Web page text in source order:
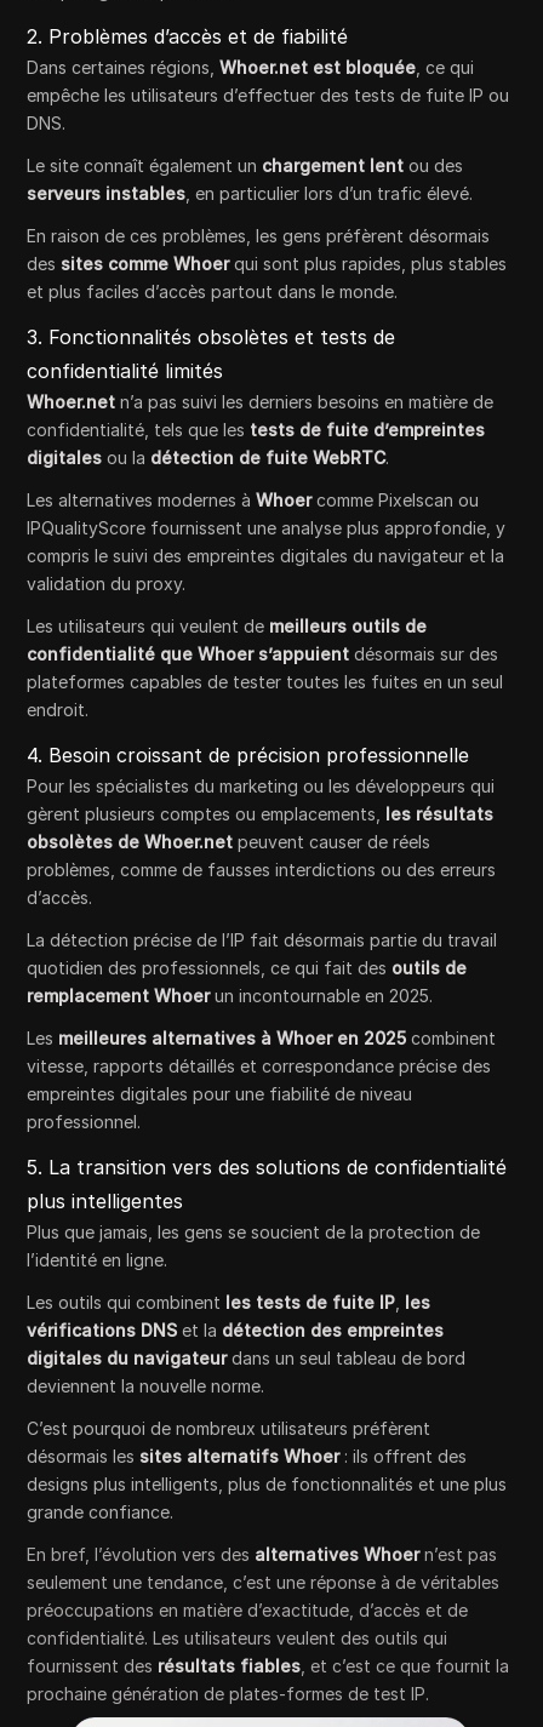
2. Problèmes d’accès et de fiabilité
Dans certaines régions,Whoer.net est bloquée , ce qui
empêche les utilisateurs d’effectuer des tests de fuite IP ou
DNS.
Le site connaît également un chargement lent ou des
serveurs instables , en particulier lors d’un trafic élevé.
En raison de ces problèmes, les gens préfèrent désormais
des sites comme Whoerqui sont plus rapides, plus stables
et plus faciles d’accès partout dans le monde.
3. Fonctionnalités obsolètes et tests de
confidentialité limités
Whoer.net n’a pas suivi les derniers besoins en matière de
confidentialité, tels que les tests de fuite d’empreintes
digitales ou la détection de fuite WebRTC.
Les alternatives modernes àWhoercomme Pixelscan ou
IPQualityScore fournissent une analyse plus approfondie, y
compris le suivi des empreintes digitales du navigateur et la
validation du proxy.
Les utilisateurs qui veulent de meilleurs outils de
confidentialité que Whoer s’appuient désormais sur des
plateformes capables de tester toutes les fuites en un seul
endroit.
4. Besoin croissant de précision professionnelle
Pour les spécialistes du marketing ou les développeurs qui
gèrent plusieurs comptes ou emplacements, les résultats
obsolètes de Whoer.net peuvent causer de réels
problèmes, comme de fausses interdictions ou des erreurs
d’accès.
La détection précise de l’IP fait désormais partie du travail
quotidien des professionnels, ce qui fait des outils de
remplacement Whoerun incontournable en 2025.
Les meilleures alternatives à Whoer en 2025 combinent
vitesse, rapports détaillés et correspondance précise des
empreintes digitales pour une fiabilité de niveau
professionnel.
5. La transition vers des solutions de confidentialité
plus intelligentes
Plus que jamais, les gens se soucient de la protection de
l’identité en ligne.
Les outils qui combinent les tests de fuite IP les
vérifications DNS et la détection des empreintes
digitales du navigateurdans un seul tableau de bord
deviennent la nouvelle norme.
C’est pourquoi de nombreux utilisateurs préfèrent
désormais les sites alternatifs Whoer: ils offrent des
designs plus intelligents, plus de fonctionnalités et une plus
grande confiance.
En bref, l’évolution vers des alternatives Whoern’est pas
seulement une tendance, c’est une réponse à de véritables
préoccupations en matière d’exactitude, d’accès et de
confidentialité. Les utilisateurs veulent des outils qui
fournissent des résultats fiables , et c’est ce que fournit la
prochaine génération de plates-formes de test IP.